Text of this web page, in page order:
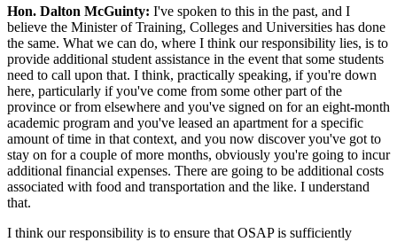
Hon. Dalton McGuinty: I've spoken to this in the past, and I
believe the Minister of Training, Colleges and Universities has done
the same. What we can do, where I think our responsibility lies, is to
provide additional student assistance in the event that some students
need to call upon that. I think, practically speaking, if you're down
here, particularly if you've come from some other part of the
province or from elsewhere and you've signed on for an eight-month
academic program and you've leased an apartment for a specific
amount of time in that context, and you now discover you've got to
stay on for a couple of more months, obviously you're going to incur
additional financial expenses. There are going to be additional costs
associated with food and transportation and the like. I understand
that.
I think our responsibility is to ensure that OSAP is sufficiently